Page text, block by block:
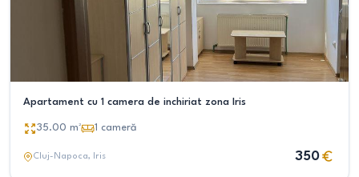
Apartament cu 1 camera de inchiriat zona Iris
35.00 m² 1 cameră
Cluj-Napoca, Iris 350